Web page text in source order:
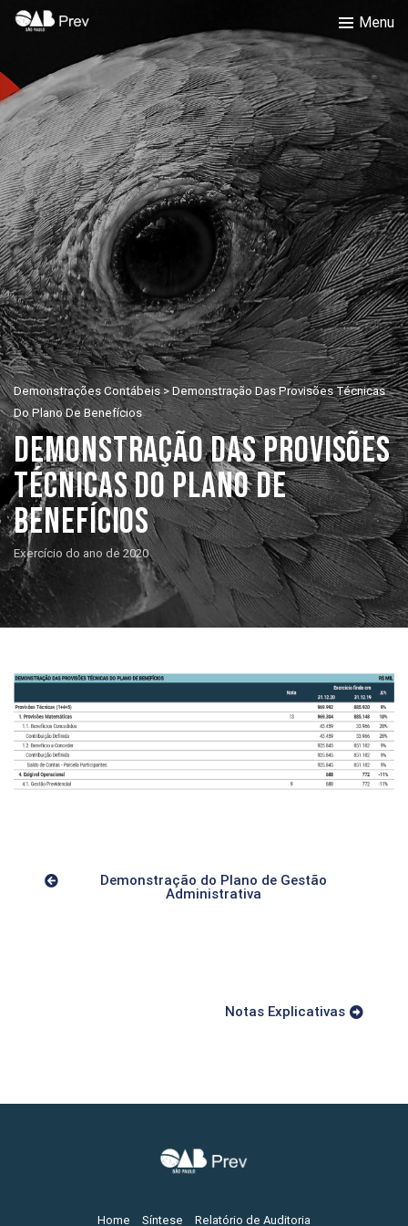
Menu
Demonstrações Contábeis > Demonstração Das Provisões Técnicas
Do Plano De Benefícios
DEMONSTRAÇÃO DAS PROVISÕES
TÉCNICAS DO PLANO DE
BENEFÍCIOS
Exercício do ano de 2020
Demonstração do Plano de Gestão
Administrativa
Notas Explicativas
Home Síntese Relatório de Auditoria